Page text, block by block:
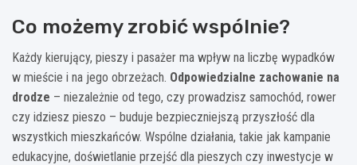
Co możemy zrobić wspólnie?
Każdy kierujący, pieszy i pasażer ma wpływ na liczbę wypadków
w mieście i na jego obrzeżach. Odpowiedzialne zachowanie na
drodze – niezależnie od tego, czy prowadzisz samochód, rower
czy idziesz pieszo – buduje bezpieczniejszą przyszłość dla
wszystkich mieszkańców. Wspólne działania, takie jak kampanie
edukacyjne, doświetlanie przejść dla pieszych czy inwestycje w